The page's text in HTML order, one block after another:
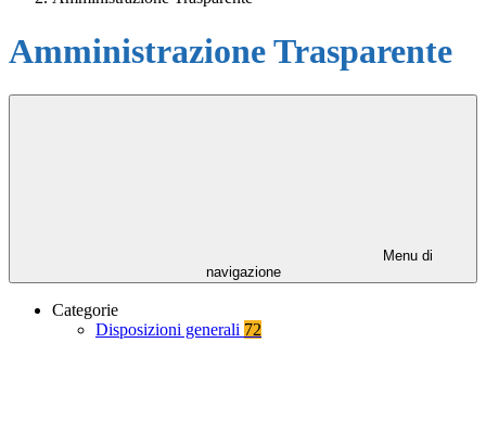
Amministrazione Trasparente
Menu di
navigazione
Categorie
Disposizioni generali 72